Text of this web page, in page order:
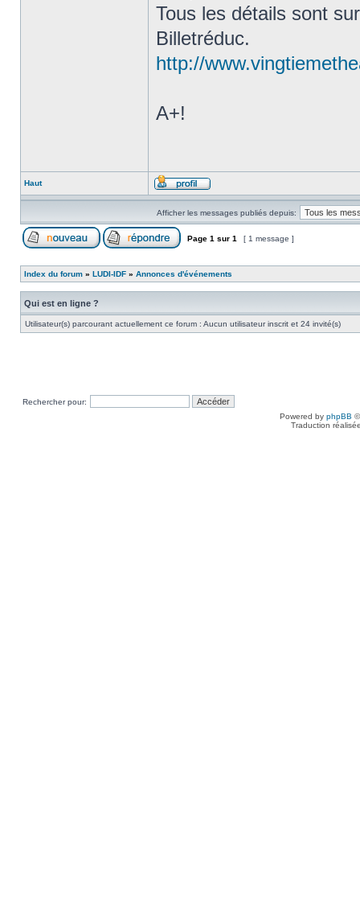
Tous les détails sont
Billetréduc.
http://
A+!
Haut
Afficher les messages publiés depuis:
Page 1 sur 1 [ 1 message ]
Index du forum » LUDI-IDF » Annonces d'événements
Qui est en ligne ?
Utilisateur(s) parcourant actuellement ce forum : Aucun utilisateur inscrit et 24 invité(s)
Rechercher pour:
Powered by phpBB
Traduction